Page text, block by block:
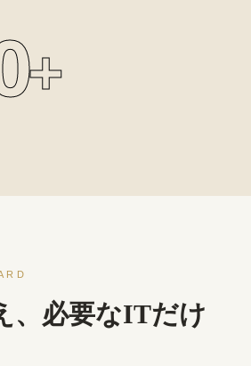
+
、必要なITだけ